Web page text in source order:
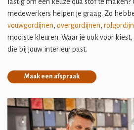
medewerkers helpen je graag. Zo
vouwgordijnen, overgordijnen,
mooiste kleuren. Waar je ook voor
die bij jouw interieur past.
Maak een afspraak